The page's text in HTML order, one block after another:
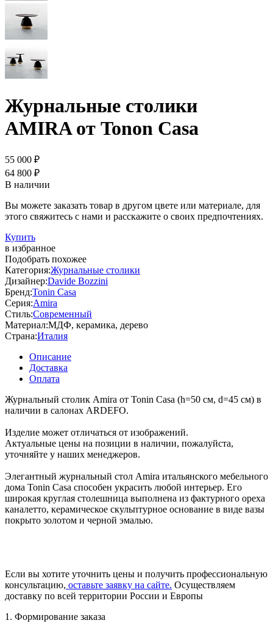
Журнальные столики
AMIRA от Tonon Casa
55 000 ₽
64 800 ₽
В наличии
Вы можете заказать товар в другом цвете или материале, для
этого свяжитесь с нами и расскажите о своих предпочтениях.
Купить
в избранное
Подобрать похожее
Категория:Журнальные столики
Дизайнер:Davide Bozzini
Бренд:Tonin Casa
Серия:Amira
Стиль:Современный
Материал:МДФ, керамика, дерево
Страна:Италия
Описание
Доставка
Оплата
Журнальный столик Amira от Tonin Casa (h=50 см, d=45 см) в
наличии в салонах ARDEFO.
Изделие может отличаться от изображений.
Актуальные цены на позиции в наличии, пожалуйста,
уточняйте у наших менеджеров.
Элегантный журнальный стол Amira итальянского мебельного
дома Tonin Casa способен украсить любой интерьер. Его
широкая круглая столешница выполнена из фактурного ореха
каналетто, керамическое скульптурное основание в виде вазы
покрыто золотом и черной эмалью.
Если вы хотите уточнить цены и получить профессиональную
консультацию, оставьте заявку на сайте. Осуществляем
доставку по всей территории России и Европы
1. Формирование заказа